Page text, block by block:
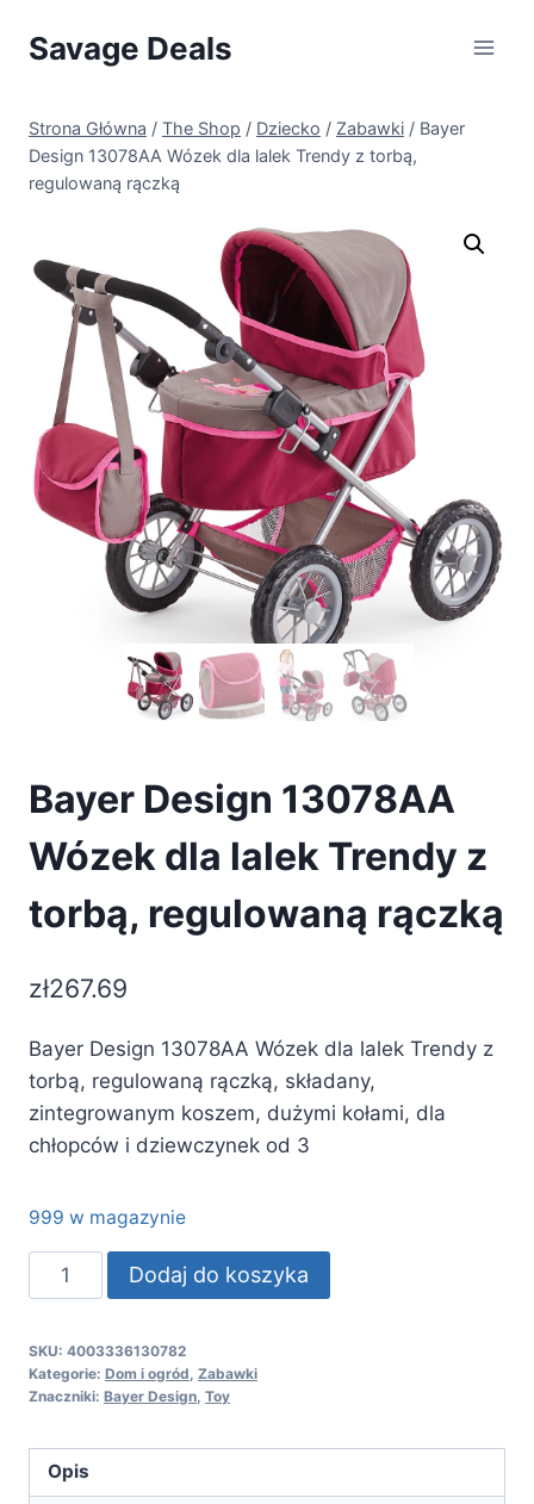
Savage Deals
Strona Główna / The Shop / Dziecko / Zabawki / Bayer
Design 13078AA Wózek dla lalek Trendy z torbą,
regulowaną rączką
Bayer Design 13078AA
Wózek dla lalek Trendy z
torbą, regulowaną rączką
zł267.69
Bayer Design 13078AA Wózek dla lalek Trendy z
torbą, regulowaną rączką, składany,
zintegrowanym koszem, dużymi kołami, dla
chłopców i dziewczynek od 3
999 w magazynie
ilość
Bayer
13078AA
Wózek
lalek
Trendy
Dodaj do koszyka
SKU: 4003336130782
Kategorie: Dom i ogród Zabawki
Znaczniki: Bayer Design Toy
Opis